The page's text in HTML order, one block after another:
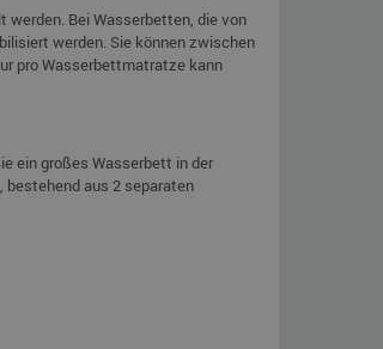
Bei Wasserbetten, die von
werden. Sie können zwischen
pro Wasserbettmatratze kann
ein großes Wasserbett in der
bestehend aus 2 separaten